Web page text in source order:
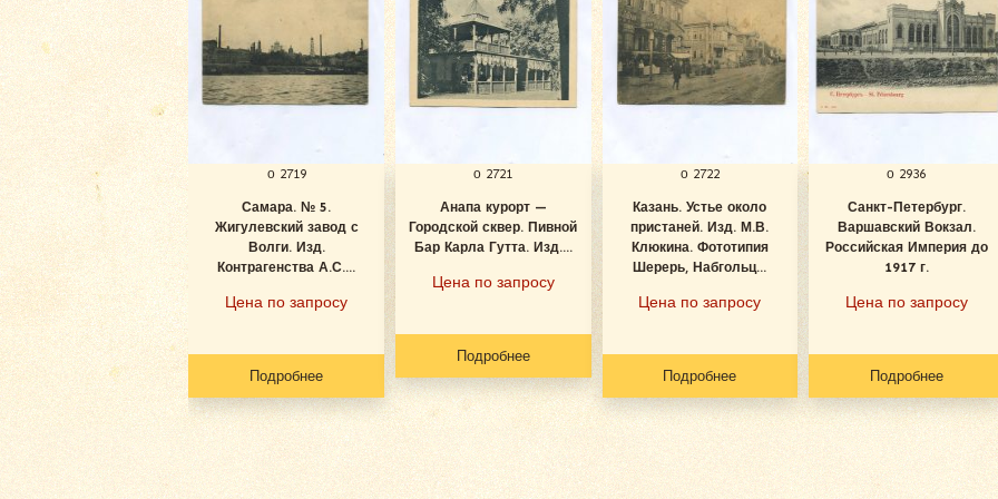
о 2719
Самара. № 5.
Жигулевский завод с
Волги. Изд.
Контрагенства А.С....
Цена по запросу
Подробнее
о 2721
Анапа курорт —
Городской сквер. Пивной
Бар Карла Гутта. Изд....
Цена по запросу
Подробнее
о 2722
Казань. Устье около
пристаней. Изд. М.В.
Клюкина. Фототипия
Шерерь, Набгольц...
Цена по запросу
Подробнее
о 2936
Санкт-Петербург.
Варшавский Вокзал.
Российская Империя до
1917 г.
Цена по запросу
Подробнее